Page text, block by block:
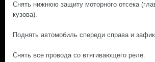
Снять нижнюю защиту моторного отсека
кузова).
Поднять автомобиль спереди справа и
Снять все провода со втягивающего реле.